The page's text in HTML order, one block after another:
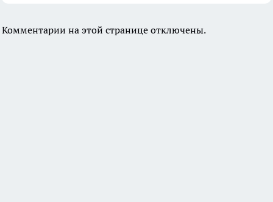
Комментарии на этой странице отключены.